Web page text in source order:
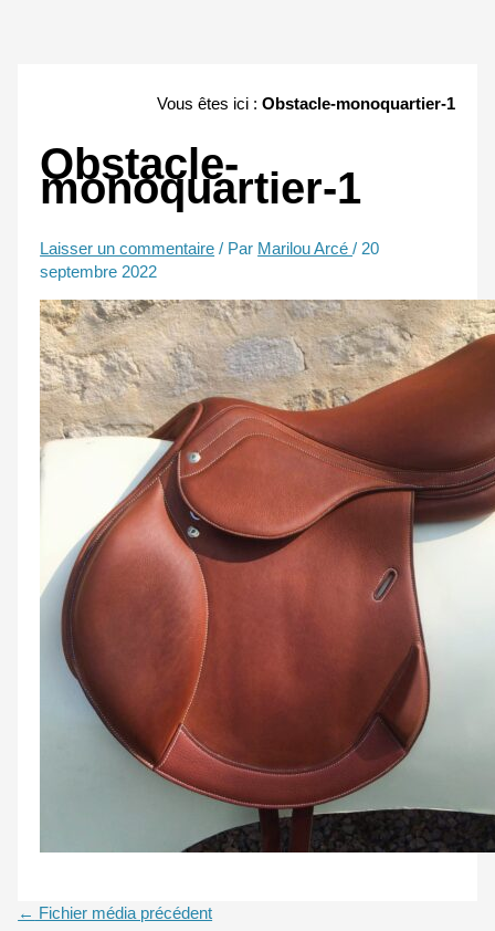
Vous êtes ici : Obstacle-monoquartier-1
Obstacle-
monoquartier-1
Laisser un commentaire / Par Marilou Arcé/ 20
septembre 2022
← Fichier média précédent